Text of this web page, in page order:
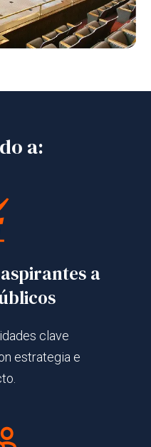
a:
a
clave
estrategia e